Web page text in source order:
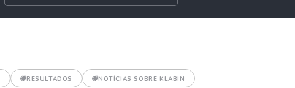
RESULTADOS NOTÍCIAS SOBRE KLABIN